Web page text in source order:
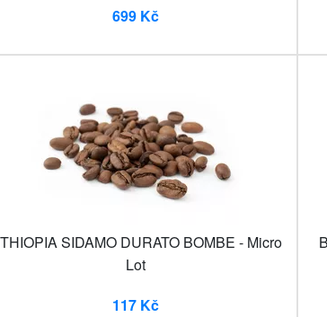
699 Kč
SIDAMO DURATO BOMBE - Micro
Lot
117 Kč